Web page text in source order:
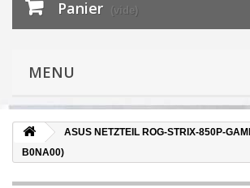
Panier (vide)
MENU
ASUS NETZTEIL ROG-STRIX-850P-
B0NA00)